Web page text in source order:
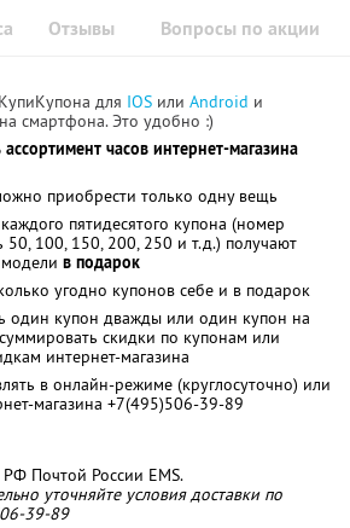
Отзывы Вопросы по акции
для IOS или Android и
смартфона. Это удобно :)
часов интернет-магазина
приобрести только одну вещь
пятидесятого купона (номер
50, 100, 150, 200, 250 и т.д.) получают
в подарок
угодно купонов себе и в подарок
один купон дважды или один купон на
скидки по купонам или
интернет-магазина
в онлайн-режиме (круглосуточно) или
магазина +7(495)506-39-89
Почтой России EMS.
уточняйте условия доставки по
39-89